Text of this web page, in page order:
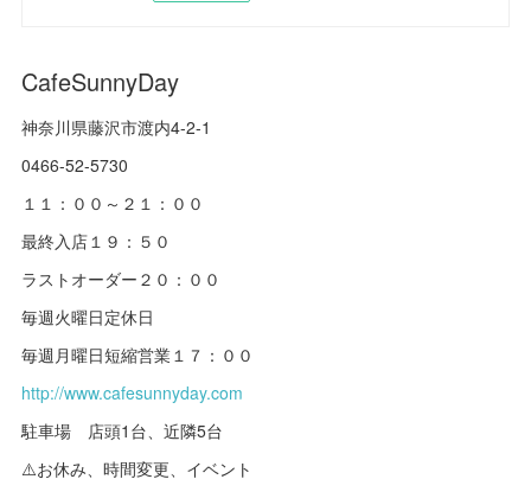
CafeSunnyDay
神奈川県藤沢市渡内4-2-1
0466-52-5730
１１：００～２１：００
最終入店１９：５０
ラストオーダー２０：００
毎週火曜日定休日
毎週月曜日短縮営業１７：００
http://www.cafesunnyday.com
駐車場 店頭1台、近隣5台
⚠️お休み、時間変更、イベント